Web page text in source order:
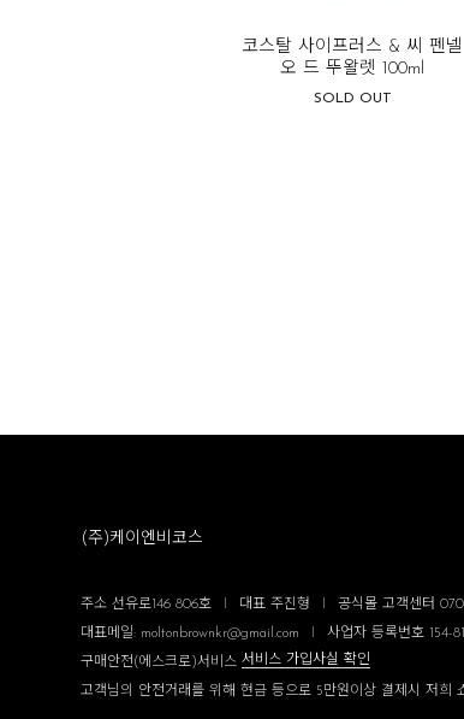
코스탈 사이프러스 & 씨 펜넬
오 드 뚜왈렛 100ml
SOLD OUT
(주)케이엔비코스
주소 선유로146 806호 대표 주진형
공식몰 고객센터
대표메일: moltonbrownkr@gmail.com
사업자 등록번호 154-
구매안전(에스크로)서비스서비스 가입사실 확인
고객님의 안전거래를 위해 현금 등으로 5만원이상 결제시 저희